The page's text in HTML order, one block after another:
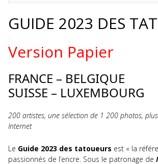
GUIDE 2023 DES
Version Papier
FRANCE – BELGIQUE
SUISSE – LUXEMBOURG
200 artistes, une sélection de 1 200 photos,
Internet
Le Guide 2023 des tatoueurs est « la
passionnés de l’encre. Sous le patronage de